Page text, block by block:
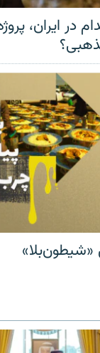
در ایران،
«شیطون‌بلا»